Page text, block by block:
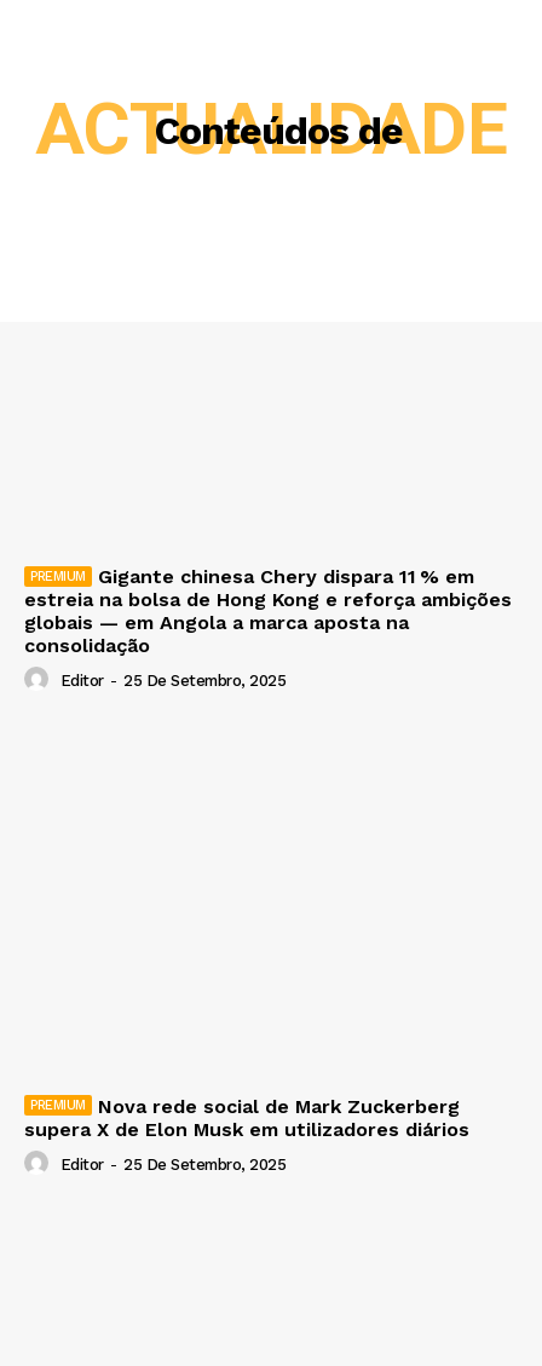
Conteúdos de
ACTUALIDADE
Gigante chinesa Chery dispara 11 % em
estreia na bolsa de Hong Kong e reforça ambições
globais — em Angola a marca aposta na
consolidação
Editor - 25 De Setembro, 2025
Nova rede social de Mark Zuckerberg
supera X de Elon Musk em utilizadores diários
Editor - 25 De Setembro, 2025